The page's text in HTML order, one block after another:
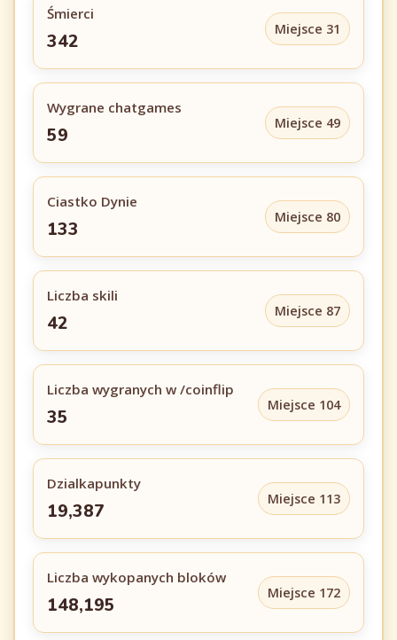
Śmierci
342
Miejsce 31
Wygrane chatgames
59
Miejsce 49
Ciastko Dynie
133
Miejsce 80
Liczba skili
42
Miejsce 87
Liczba wygranych w /coinflip
35
Miejsce 104
Dzialkapunkty
19,387
Miejsce 113
Liczba wykopanych bloków
148,195
Miejsce 172